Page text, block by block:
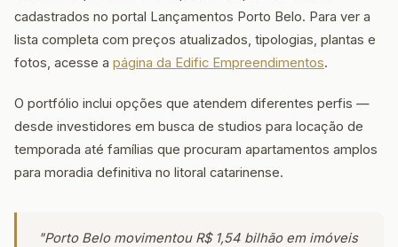
cadastrados no portal Lançamentos Porto Belo. Para ver a
lista completa com preços atualizados, tipologias, plantas e
fotos, acesse a página da Edific Empreendimentos.
O portfólio inclui opções que atendem diferentes perfis —
desde investidores em busca de studios para locação de
temporada até famílias que procuram apartamentos amplos
para moradia definitiva no litoral catarinense.
"Porto Belo movimentou R$ 1,54 bilhão em imóveis